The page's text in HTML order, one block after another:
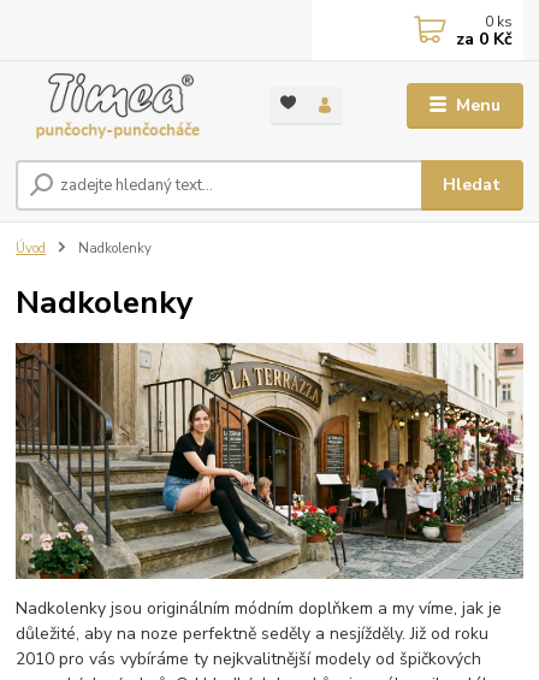
Menu
Hledat
0 ks
za 0 Kč
Úvod Nadkolenky
Nadkolenky
Nadkolenky jsou originálním módním doplňkem a my víme, jak je
důležité, aby na noze perfektně seděly a nesjížděly. Již od roku
2010 pro vás vybíráme ty nejkvalitnější modely od špičkových